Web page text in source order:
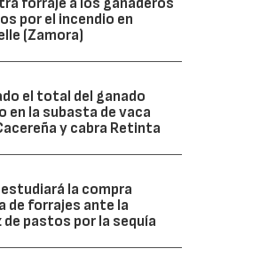
por el incendio en
(Zamora)
el total del ganado
en la subasta de vaca
y cabra Retinta
la compra
de forrajes ante la
de pastos por la sequía